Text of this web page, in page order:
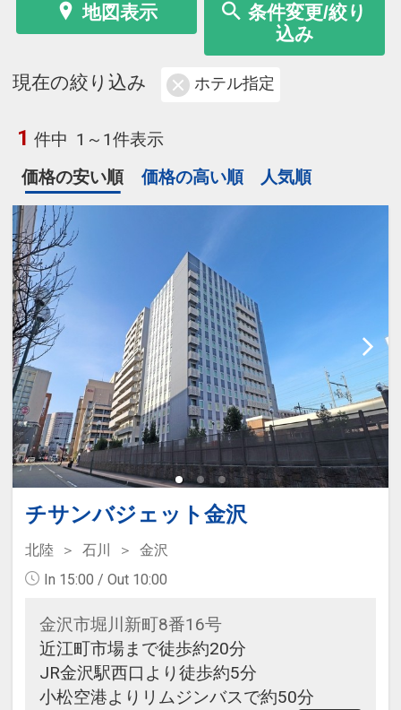
地図表示
条件変更/絞り
込み
現在の絞り込み ホテル指定
1 件中 1～1件表示
価格の安い順
価格の高い順 人気順
チサンバジェット金沢
北陸 石川
金沢
In 15:00 / Out 10:00
金沢市堀川新町8番16号
近江町市場まで徒歩約20分
JR金沢駅西口より徒歩約5分
小松空港よりリムジンバスで約50分